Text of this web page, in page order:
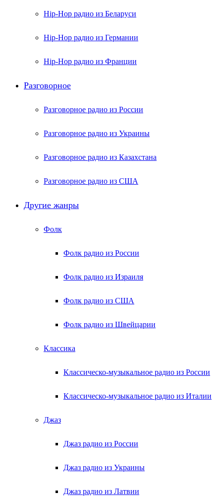
Hip-Hop радио из Беларуси
Hip-Hop радио из Германии
Hip-Hop радио из Франции
Разговорное
Разговорное радио из России
Разговорное радио из Украины
Разговорное радио из Казахстана
Разговорное радио из США
Другие жанры
Фолк
Фолк радио из России
Фолк радио из Израиля
Фолк радио из США
Фолк радио из Швейцарии
Классика
Классическо-музыкальное радио из России
Классическо-музыкальное радио из Италии
Джаз
Джаз радио из России
Джаз радио из Украины
Джаз радио из Латвии